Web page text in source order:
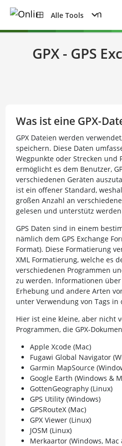
Alle Tools
GPX - GPS
Was ist eine GPX-
GPX Dateien werden
speichern. Diese Daten
Wegpunkte oder Strecken und
ermöglicht es dem Benutzer,
verschiedenen Geräten
ist ein offener Standard,
großen Anzahl an
gelesen und unterstütz
GPS Daten sind in einem
nämlich dem GPS Exchange
Format). Diese Formatierung
XML Formatierung, welche es
verschiedenen Programmen
zu werden. Informationen
Erhebung und andere Arten
unter Verwendung von Tags in
Hier ist eine kleine, aber nicht
Programmen, die GPX-
Apple Xcode (Mac)
Fugawi Global Navigator
Garmin MapSource
Google Earth (Windows &
GottenGeography (Linux)
GPS Utility (Windows)
GPSRouteX (Mac)
GPX Viewer (Linux)
JOSM (Linux)
Merkaartor (Windows, Mac